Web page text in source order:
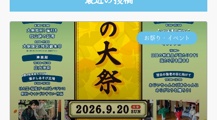
お祭り・イベント